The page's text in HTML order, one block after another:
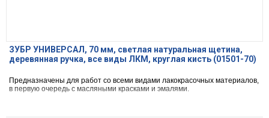
ЗУБР УНИВЕРСАЛ, 70 мм, светлая натуральная щетина,
деревянная ручка, все виды ЛКМ, круглая кисть (01501-70)
Предназначены для работ со всеми видами лакокрасочных материалов,
в первую очередь с масляными красками и эмалями.